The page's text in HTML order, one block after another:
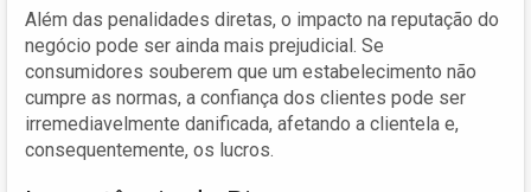
Além das penalidades diretas, o impacto na reputação do
negócio pode ser ainda mais prejudicial. Se
consumidores souberem que um estabelecimento não
cumpre as normas, a confiança dos clientes pode ser
irremediavelmente danificada, afetando a clientela e,
consequentemente, os lucros.